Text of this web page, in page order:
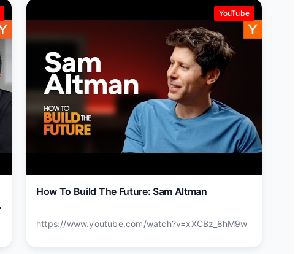
YouTube
How To Build The Future: Sam Altman
https://www.youtube.com/watch?v=xXCBz_8hM9w